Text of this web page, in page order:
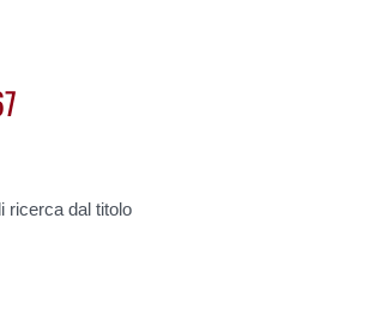
ricerca dal titolo